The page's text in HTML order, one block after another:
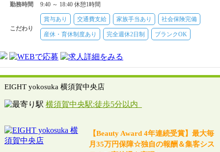
リスト21万900
勤務時間 9:40 ～ 18:40 休憩1時間
こだわり
賞与あり 交通費支給 家族手当あり 社会保険完備
産休・育休制度あり 完全週休2日制 ブランクOK
EIGHT yokosuka 横須賀中央店
横須賀中央駅:徒歩5分以内
【Beauty Award 4年連続受賞】最大毎
月35万円保障☆独自の報酬＆集客シス